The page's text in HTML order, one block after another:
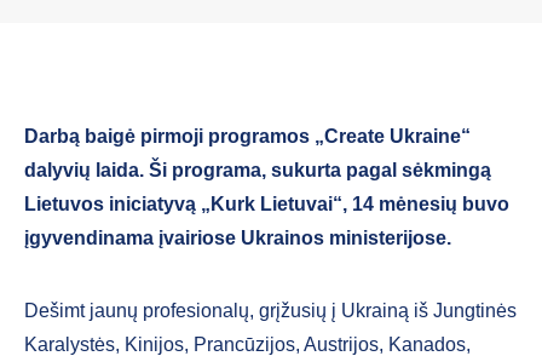
Darbą baigė pirmoji programos „Create Ukraine“
dalyvių laida. Ši programa, sukurta pagal sėkmingą
Lietuvos iniciatyvą „Kurk Lietuvai“, 14 mėnesių buvo
įgyvendinama įvairiose Ukrainos ministerijose.
Dešimt jaunų profesionalų, grįžusių į Ukrainą iš Jungtinės
Karalystės, Kinijos, Prancūzijos, Austrijos, Kanados,